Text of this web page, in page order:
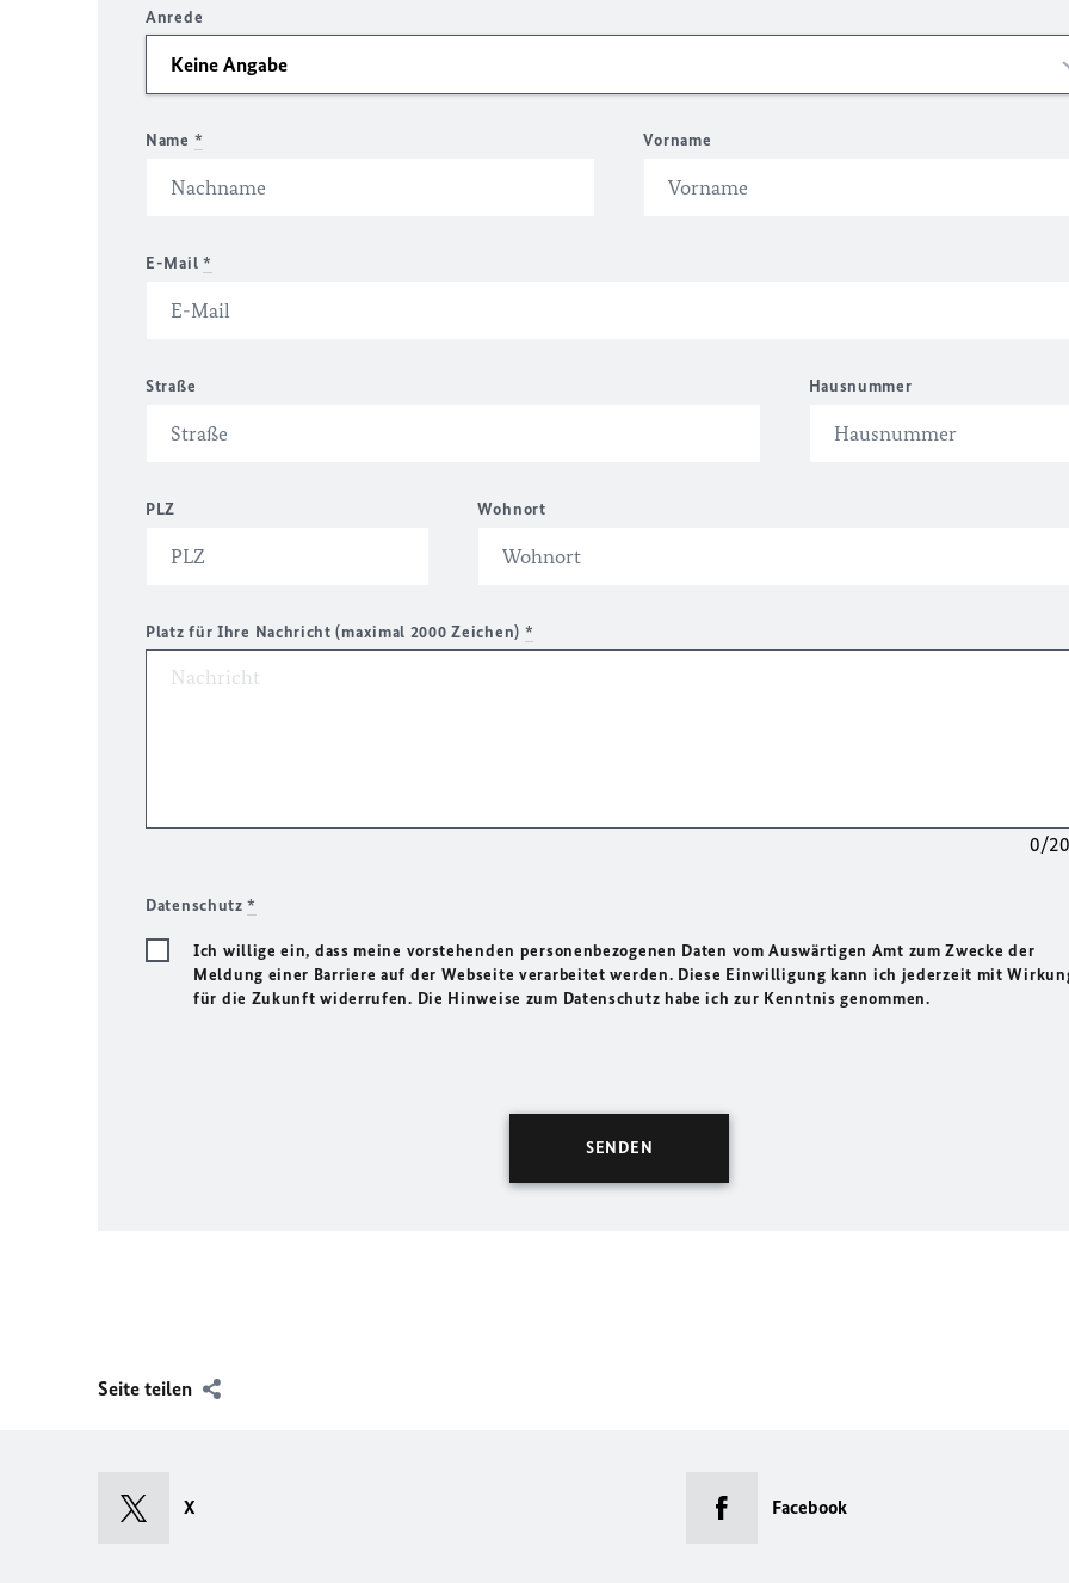
Anrede
Name * Vorname
E-Mail *
Straße Hausnummer
PLZ Wohnort
Platz für Ihre Nachricht (maximal 2000 Zeichen) *
0/
Datenschutz*
Ich willige ein, dass meine vorstehenden personenbezogenen Daten vom Auswärtigen Amt zum Zwecke der
Meldung einer Barriere auf der Webseite verarbeitet werden. Diese Einwilligung kann ich jederzeit mit
für die Zukunft widerrufen. Die Hinweise zum Datenschutz habe ich zur Kenntnis genommen.
Seite teilen
X Facebook